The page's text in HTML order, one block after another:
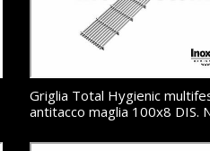
Griglia Total Hygienic
antitacco maglia 100x8 DIS.